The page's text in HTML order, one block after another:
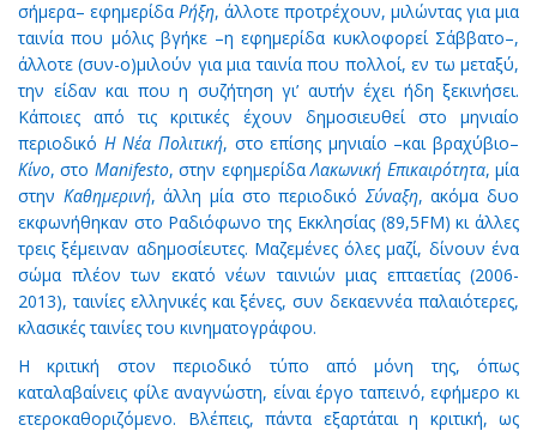
σήμερα– εφημερίδα Ρήξη, άλλοτε προτρέχουν, μιλώντας για μια
ταινία που μόλις βγήκε –η εφημερίδα κυκλοφορεί Σάββατο–,
άλλοτε (συν-ο)μιλούν για μια ταινία που πολλοί, εν τω μεταξύ,
την είδαν και που η συζήτηση γι’ αυτήν έχει ήδη ξεκινήσει.
Κάποιες από τις κριτικές έχουν δημοσιευθεί στο μηνιαίο
περιοδικό Η Νέα Πολιτική, στο επίσης μηνιαίο –και βραχύβιο–
Κίνο, στο Μanifesto, στην εφημερίδαΛακωνική Επικαιρότητα, μία
στην Καθημερινή, άλλη μία στο περιοδικόΣύναξη, ακόμα δυο
εκφωνήθηκαν στο Ραδιόφωνο της Εκκλησίας (89,5FM) κι άλλες
τρεις ξέμειναν αδημοσίευτες. Μαζεμένες όλες μαζί, δίνουν ένα
σώμα πλέον των εκατό νέων ταινιών μιας επταετίας (2006-
2013), ταινίες ελληνικές και ξένες, συν δεκαεννέα παλαιότερες,
κλασικές ταινίες του κινηματογράφου.
Η κριτική στον περιοδικό τύπο από μόνη της, όπως
καταλαβαίνεις φίλε αναγνώστη, είναι έργο ταπεινό, εφήμερο κι
ετεροκαθοριζόμενο. Βλέπεις, πάντα εξαρτάται η κριτική, ως